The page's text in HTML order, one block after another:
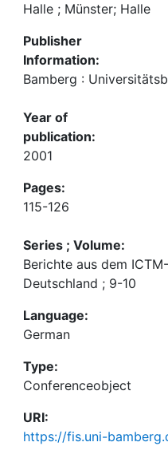
Halle ; Münster; Halle
Publisher
Information:
Bamberg :
Year of
publication:
2001
Pages:
115-126
Series ; Volume:
Berichte aus dem
Deutschland ; 9-10
Language:
German
Type:
Conferenceobject
URI:
https://fis.uni-